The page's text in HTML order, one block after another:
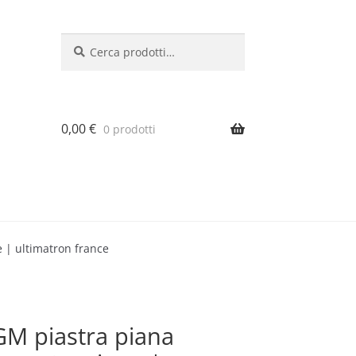
0,00€ 0 prodotti
| ultimatron france
piastra piana